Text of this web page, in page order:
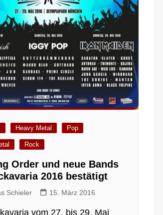
Heavy Metal Pop
Rock
Order und neue Bands
2016 bestätigt
Schieler 15. März 2016
vom 27. bis 29. Mai